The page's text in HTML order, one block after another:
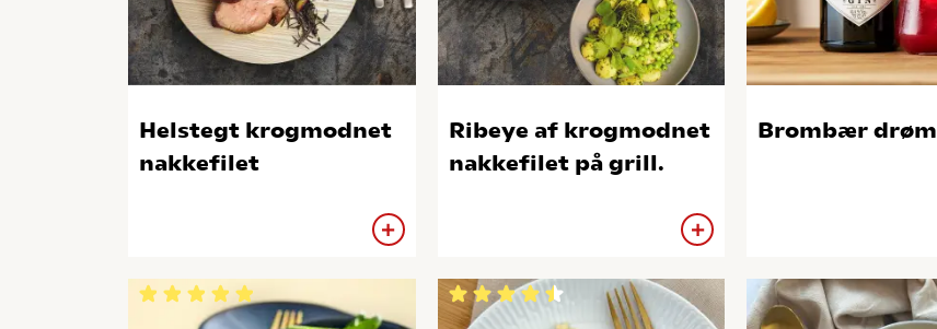
Helstegt krogmodnet
nakkefilet
Ribeye af krogmodnet
nakkefilet på grill.
Brombær drøm